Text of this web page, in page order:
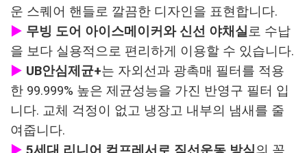
운 스퀘어 핸들로 깔끔한 디자인을 표현합니다.
▶ 무빙 도어 아이스메이커와 신선 야채실로 수납
을 보다 실용적으로 편리하게 이용할 수 있습니다.
▶ UB안심제균+는 자외선과 광촉매 필터를 적용
한 99.999% 높은 제균성능을 가진 반영구 필터 입
니다. 교체 걱정이 없고 냉장고 내부의 냄새를 줄
여줍니다.